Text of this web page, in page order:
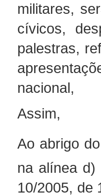
militares,
cívicos,
palestras,
nacional,
Assim,
Ao abrigo
na alínea d)
10/2005, de